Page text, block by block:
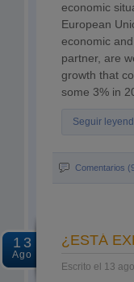
economic
European
economic
partner, are
growth that
some 3% in
Seguir
Comentarios
13
Ago
¿ESTÁ
Escrito el 13